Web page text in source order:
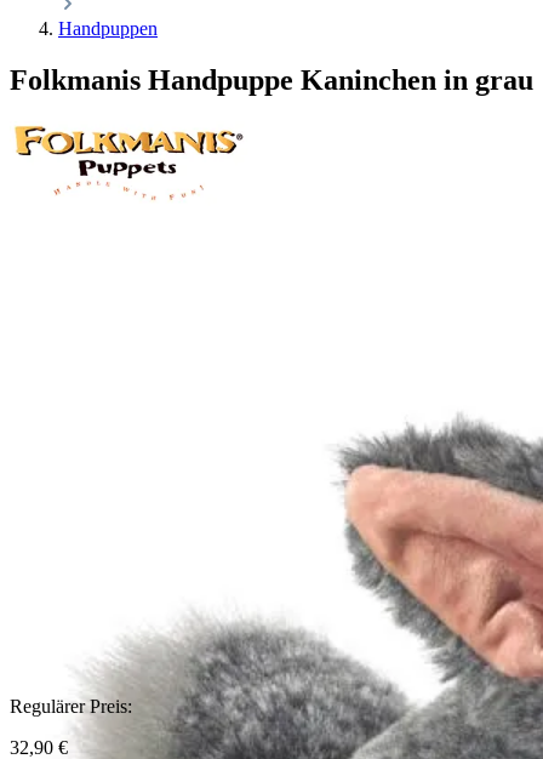
Handpuppen
Folkmanis Handpuppe Kaninchen in grau
Regulärer Preis:
32,90 €